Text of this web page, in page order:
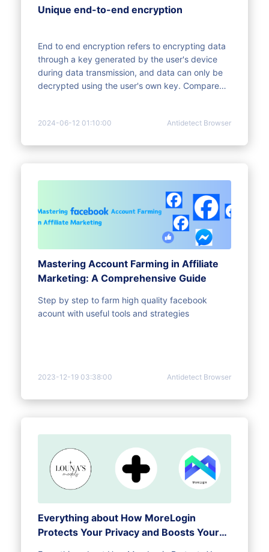
Unique end-to-end encryption
End to end encryption refers to encrypting data
through a key generated by the user's device
during data transmission, and data can only be
decrypted using the user's own key. Compared
integrity and privacy of data, preventing attacks
2024-06-12 01:10:00 Antidetect Browser
Mastering Account Farming in Affiliate
Marketing: A Comprehensive Guide
Step by step to farm high quality facebook
acount with useful tools and strategies
2023-12-19 03:38:00 Antidetect Browser
Everything about How MoreLogin
Protects Your Privacy and Boosts Your